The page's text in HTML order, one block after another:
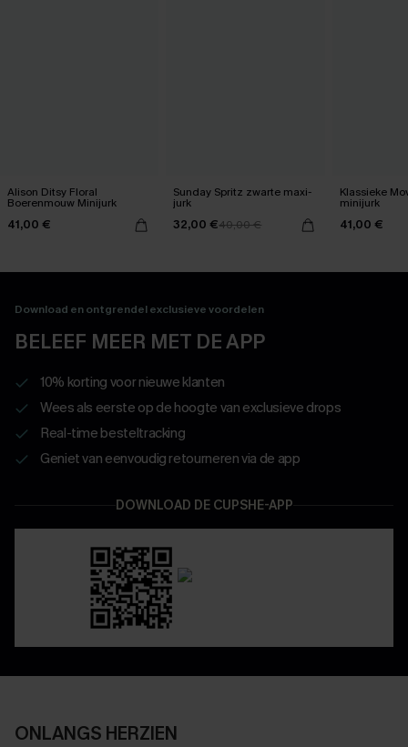
Alison Ditsy Floral
Boerenmouw Minijurk
41,00 €
Sunday Spritz zwarte maxi-
jurk
32,00 €40,00 €
Klassieke
minijurk
41,00 €
Download en ontgrendel exclusieve voordelen
BELEEF MEER MET DE APP
10% korting voor nieuwe klanten
Wees als eerste op de hoogte van exclusieve drops
Real-time besteltracking
Geniet van eenvoudig retourneren via de app
DOWNLOAD DE CUPSHE-APP
ONLANGS HERZIEN